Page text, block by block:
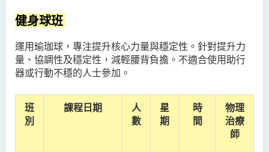
健身球班
運用瑜珈球，專注提升核心力量與穩定性。針對提升力
量、協調性及穩定性，減輕腰背負擔。不適合使用助行
器或行動不穩的人士參加。
班
別
課程日期
人
數
星
期
時
間
物理
治療
師